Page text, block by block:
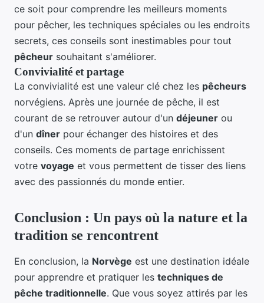
ce soit pour comprendre les meilleurs moments
pour pêcher, les techniques spéciales ou les endroits
secrets, ces conseils sont inestimables pour tout
pêcheur souhaitant s'améliorer.
Convivialité et partage
La convivialité est une valeur clé chez les pêcheurs
norvégiens. Après une journée de pêche, il est
courant de se retrouver autour d'un déjeuner ou
d'un dîner pour échanger des histoires et des
conseils. Ces moments de partage enrichissent
votre voyage et vous permettent de tisser des liens
avec des passionnés du monde entier.
Conclusion : Un pays où la nature et la
tradition se rencontrent
En conclusion, la Norvège est une destination idéale
pour apprendre et pratiquer les techniques de
pêche traditionnelle. Que vous soyez attirés par les